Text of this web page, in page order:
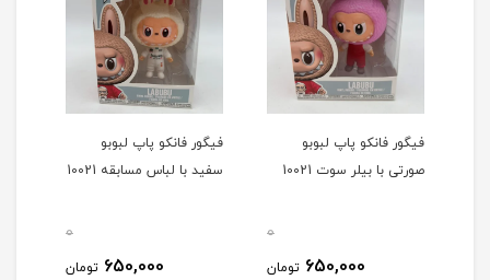
فیگور فانکو پاپ لبوبو
صورتی با بیلر سوت 10021
0
650,000 تومان
فیگور فانکو پاپ لبوبو
سفید با لباس مسابقه 10021
0
650,000 تومان